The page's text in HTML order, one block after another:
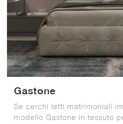
Gastone
Se cerchi letti matrimoniali
modello Gastone in tessuto